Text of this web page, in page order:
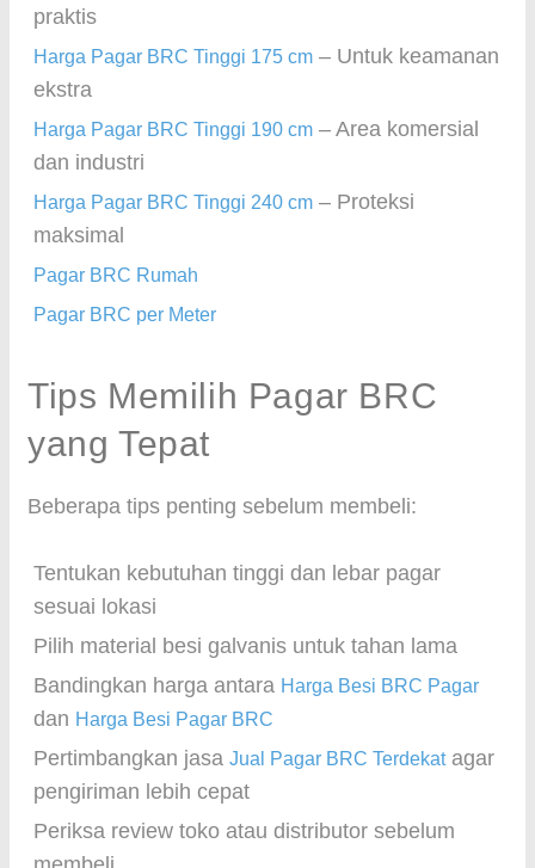
praktis
Harga Pagar BRC Tinggi 175 cm – Untuk keamanan
ekstra
Harga Pagar BRC Tinggi 190 cm – Area komersial
dan industri
Harga Pagar BRC Tinggi 240 cm – Proteksi
maksimal
Pagar BRC Rumah
Pagar BRC per Meter
Tips Memilih Pagar BRC
yang Tepat
Beberapa tips penting sebelum membeli:
Tentukan kebutuhan tinggi dan lebar pagar
sesuai lokasi
Pilih material besi galvanis untuk tahan lama
Bandingkan harga antara Harga Besi BRC Pagar
dan Harga Besi Pagar BRC
Pertimbangkan jasa Jual Pagar BRC Terdekatagar
pengiriman lebih cepat
Periksa review toko atau distributor sebelum